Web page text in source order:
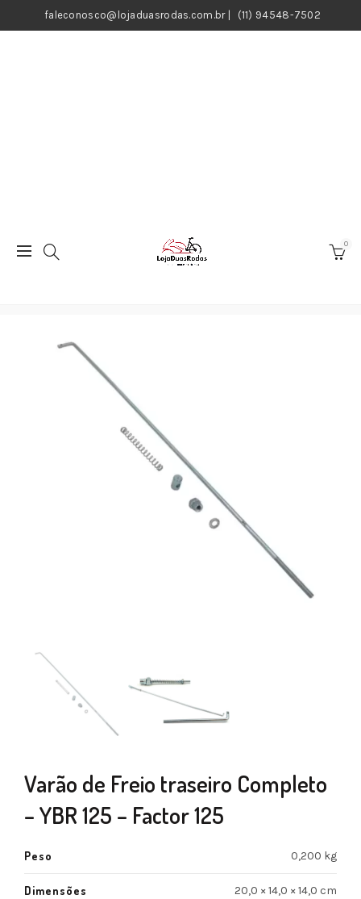
faleconosco@lojaduasrodas.com.br| (11) 94548-7502
0
Varão de Freio traseiro Completo
– YBR 125 – Factor 125
Peso 0,200 kg
Dimensões 20,0 × 14,0 × 14,0 cm